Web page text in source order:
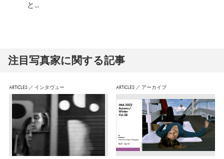
と...
注⽬写真家に関する記事
ARTICLES ／ インタヴュー ARTICLES ／ アーカイブ